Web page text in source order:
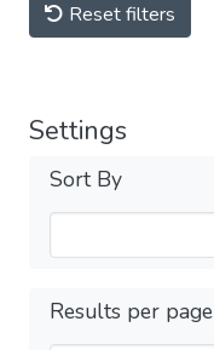
Reset filters
Settings
Sort By
Results per page